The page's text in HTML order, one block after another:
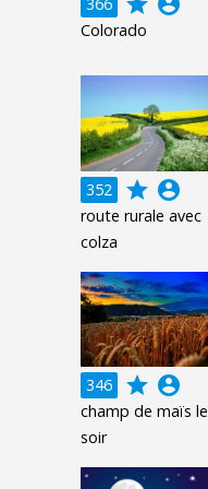
Colorado
352 grade account_circle
route rurale avec
colza
346 grade account_circle
champ de maïs le
soir